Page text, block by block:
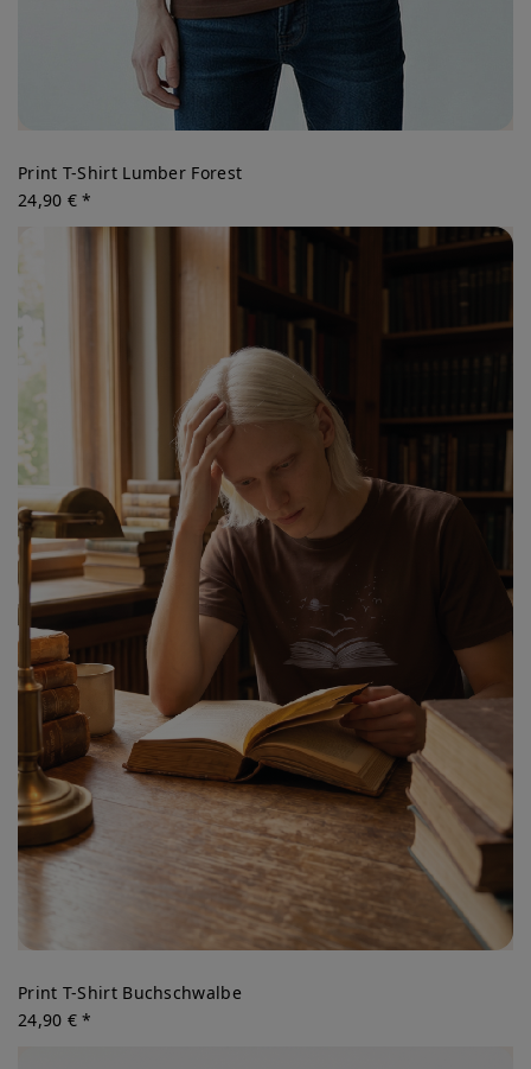
Print T-Shirt Lumber Forest
24,90 € *
Print T-Shirt Buchschwalbe
24,90 € *